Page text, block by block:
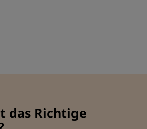
das Richtige